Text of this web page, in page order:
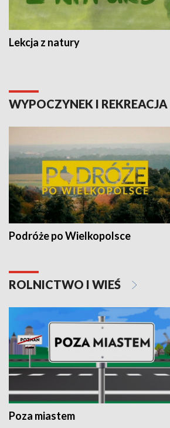
Lekcja z natury
WYPOCZYNEK I REKREACJA
Podróże po Wielkopolsce
ROLNICTWO I WIEŚ
Poza miastem